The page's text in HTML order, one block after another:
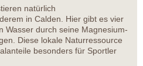
natürlich
in Calden. Hier gibt es vier
Wasser durch seine Magnesium-
Diese lokale Naturressource
besonders für Sportler